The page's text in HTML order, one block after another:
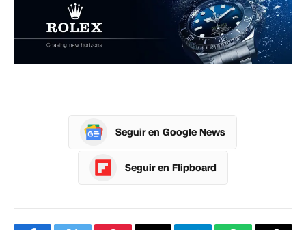
Seguir en Google News
Seguir en Flipboard